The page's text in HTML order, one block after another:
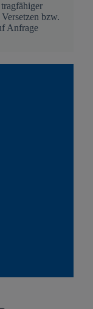
bzw.
Anfrage